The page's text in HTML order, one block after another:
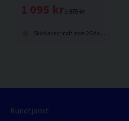
1 375 kr
1 095 kr
Skickas normalt inom 2-5 dagar
Kundtjänst